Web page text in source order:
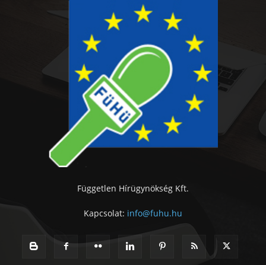
Független Hírügynökség Kft.
Kapcsolat: info@fuhu.hu